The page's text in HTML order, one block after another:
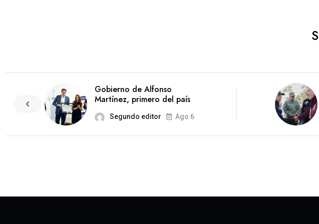
Gobierno de Alfonso
Martínez, primero del país
Segundo editor Ago 6